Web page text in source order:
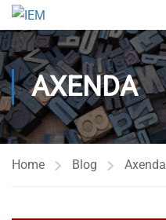
AXENDA
Home Blog Axenda